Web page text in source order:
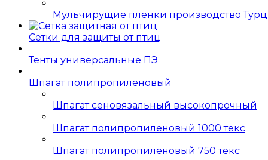
Мульчирущие пленки производство
Сетки для защиты от птиц
Тенты универсальные ПЭ
Шпагат полипропиленовый
Шпагат сеновязальный высокопрочный
Шпагат полипропиленовый 1000 текс
Шпагат полипропиленовый 750 текс